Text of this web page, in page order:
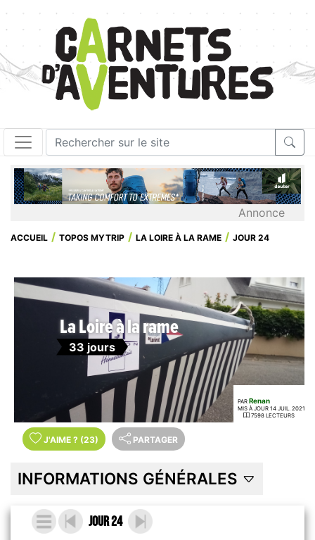
Annonce
ACCUEIL TOPOS MYTRIP LA LOIRE À LA RAME JOUR 24
La Loire à la rame
33 jours
PAR Renan
MIS À JOUR 14 JUIL. 2021
7598 LECTEURS
J'AIME ? (23) PARTAGER
INFORMATIONS GÉNÉRALES
Jour 24